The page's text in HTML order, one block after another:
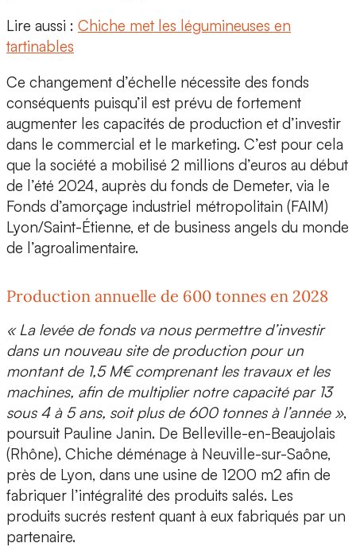
Lire aussi : Chiche met les légumineuses en
tartinables
Ce changement d’échelle nécessite des fonds
conséquents puisqu’il est prévu de fortement
augmenter les capacités de production et d’investir
dans le commercial et le marketing. C’est pour cela
que la société a mobilisé 2 millions d’euros au début
de l’été 2024, auprès du fonds de Demeter, via le
Fonds d’amorçage industriel métropolitain (FAIM)
Lyon/Saint-Étienne, et de business angels du monde
de l’agroalimentaire.
Production annuelle de 600 tonnes en 2028
« La levée de fonds va nous permettre d’investir
dans un nouveau site de production pour un
montant de 1,5 M€ comprenant les travaux et les
machines, afin de multiplier notre capacité par 13
sous 4 à 5 ans, soit plus de 600 tonnes à l’année »,
poursuit Pauline Janin. De Belleville-en-Beaujolais
(Rhône), Chiche déménage à Neuville-sur-Saône,
près de Lyon, dans une usine de 1200 m2 afin de
fabriquer l’intégralité des produits salés. Les
produits sucrés restent quant à eux fabriqués par un
partenaire.